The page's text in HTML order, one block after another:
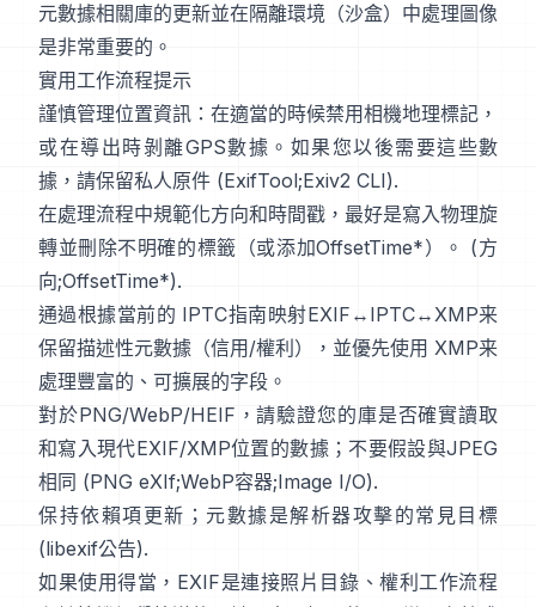
元數據相關庫的更新並在隔離環境（沙盒）中處理圖像
是非常重要的。
實用工作流程提示
謹慎管理位置資訊：在適當的時候禁用相機地理標記，
或在導出時剝離GPS數據。如果您以後需要這些數
據，請保留私人原件 (ExifTool;Exiv2 CLI).
在處理流程中規範化方向和時間戳，最好是寫入物理旋
轉並刪除不明確的標籤（或添加OffsetTime*）。 (方
向;OffsetTime*).
通過根據當前的 IPTC指南映射EXIF↔IPTC↔XMP来
保留描述性元數據（信用/權利），並優先使用 XMP来
處理豐富的、可擴展的字段。
對於PNG/WebP/HEIF，請驗證您的庫是否確實讀取
和寫入現代EXIF/XMP位置的數據；不要假設與JPEG
相同 (PNG eXIf;WebP容器;Image I/O).
保持依賴項更新；元數據是解析器攻擊的常見目標
(libexif公告).
如果使用得當，EXIF是連接照片目錄、權利工作流程